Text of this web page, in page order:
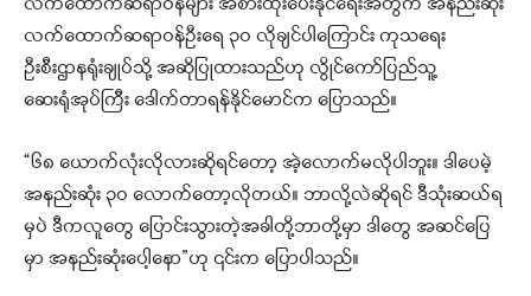
လက်ထောက်ဆရာဝန်ဦးရေ ၃ဝ လိုချင်ပါကြောင်း ကုသရေး
ဦးစီးဌာနရုံးချုပ်သို့ အဆိုပြုထားသည်​ဟု လွိုင်ကော်ပြည်သူ့
ဆေးရုံအုပ်ကြီး ဒေါက်တာရန်နိုင်မောင်က ပြောသည်။
“၆၈ ယောက်လုံးလိုလားဆိုရင်တော့ အဲ့လောက်မလိုပါဘူး။ ဒါပေမဲ့
အနည်းဆုံး ၃ဝ လောက်တော့လိုတယ်။ ဘာလို့လဲဆိုရင် ဒီသုံးဆယ်ရ
မှပဲ ဒီကလူတွေ ပြောင်းသွားတဲ့အခါတို့ဘာတို့မှာ ဒါတွေ အဆင်ပြေ
မှာ အနည်းဆုံးပေါ့နော”ဟု ၎င်းက ပြောပါသည်။